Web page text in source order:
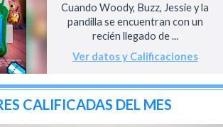
Cuando Woody, Buzz, Jessie y la
pandilla se encuentran con un
recién llegado de ...
Ver datos y Calificaciones
CALIFICADAS DEL MES